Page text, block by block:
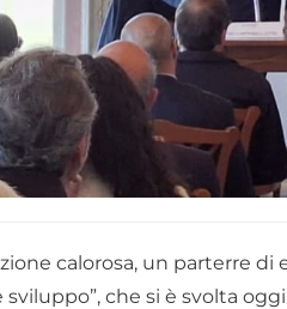
calorosa, un parterre di
che si è svolta oggi